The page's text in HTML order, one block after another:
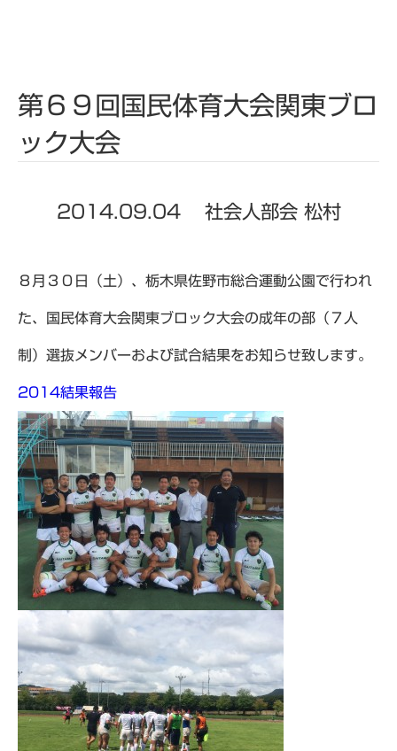
第６９回国民体育大会関東ブロ
ック大会
2014.09.04 社会人部会 松村
８月３０日（土）、栃木県佐野市総合運動公園で行われ
た、国民体育大会関東ブロック大会の成年の部（７人
制）選抜メンバーおよび試合結果をお知らせ致します。
2014結果報告